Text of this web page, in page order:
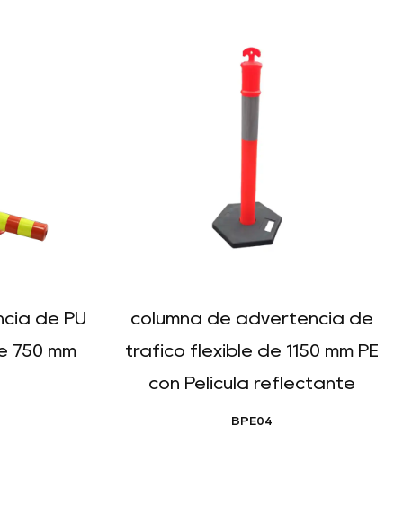
de PU
750 mm
columna de advertencia de
tráfico flexible de 1150 mm PE
con Película reflectante
BPE04